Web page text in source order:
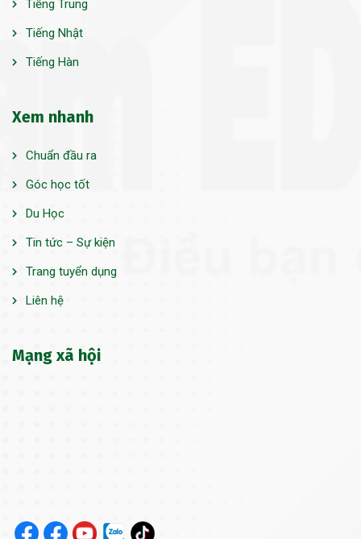
Tiếng Trung
Tiếng Nhật
Tiếng Hàn
Xem nhanh
Chuẩn đầu ra
Góc học tốt
Du Học
Tin tức – Sự kiện
Trang tuyển dụng
Liên hệ
Mạng xã hội